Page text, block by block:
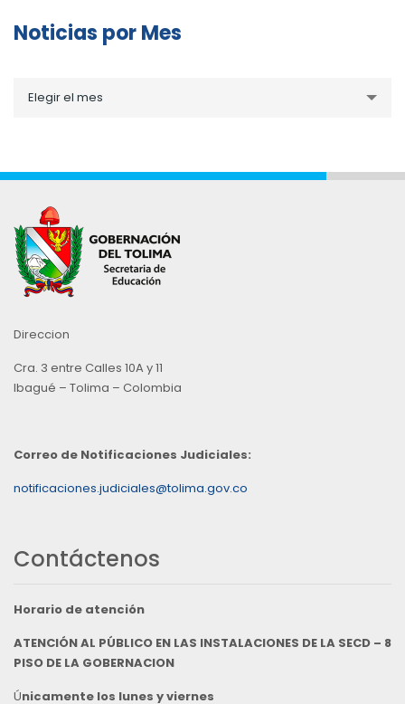
Noticias por Mes
porElegir el mes
Direccion
Cra. 3 entre Calles 10A y 11
Ibagué – Tolima – Colombia
Correo de Notificaciones Judiciales:
notificaciones.judiciales@tolima.gov.co
Contáctenos
Horario de atención
ATENCIÓN AL PÚBLICO EN LAS INSTALACIONES DE LA SECD – 8
PISO DE LA GOBERNACION
Únicamente los lunes y viernes